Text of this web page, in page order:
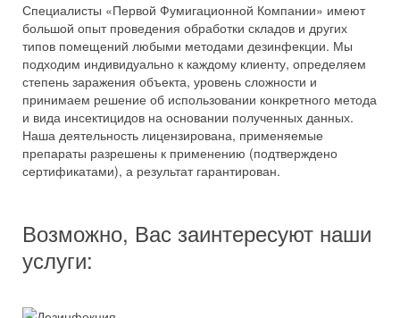
Специалисты «Первой Фумигационной Компании» имеют
большой опыт проведения обработки складов и других
типов помещений любыми методами дезинфекции. Мы
подходим индивидуально к каждому клиенту, определяем
степень заражения объекта, уровень сложности и
принимаем решение об использовании конкретного метода
и вида инсектицидов на основании полученных данных.
Наша деятельность лицензирована, применяемые
препараты разрешены к применению (подтверждено
сертификатами), а результат гарантирован.
Возможно, Вас заинтересуют наши
услуги: